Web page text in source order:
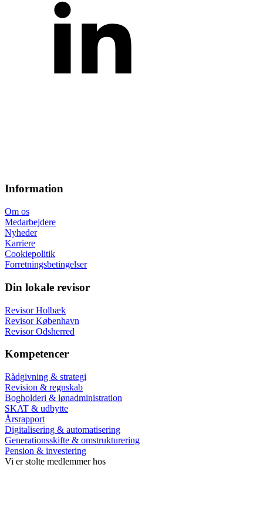
Information
Om os
Medarbejdere
Nyheder
Karriere
Cookiepolitik
Forretningsbetingelser
Din lokale revisor
Revisor Holbæk
Revisor København
Revisor Odsherred
Kompetencer
Rådgivning & strategi
Revision & regnskab
Bogholderi & lønadministration
SKAT & udbytte
Årsrapport
Digitalisering & automatisering
Generationsskifte & omstrukturering
Pension & investering
Vi er stolte medlemmer hos